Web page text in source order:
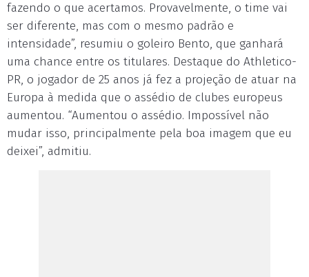
fazendo o que acertamos. Provavelmente, o time vai
ser diferente, mas com o mesmo padrão e
intensidade”, resumiu o goleiro Bento, que ganhará
uma chance entre os titulares. Destaque do Athletico-
PR, o jogador de 25 anos já fez a projeção de atuar na
Europa à medida que o assédio de clubes europeus
aumentou. “Aumentou o assédio. Impossível não
mudar isso, principalmente pela boa imagem que eu
deixei”, admitiu.